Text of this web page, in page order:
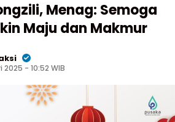
Menag: Semoga
Maju dan Makmur
2025 - 10:52 WIB